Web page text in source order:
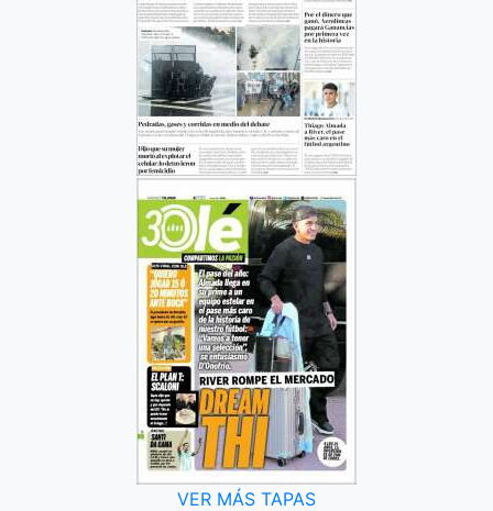
VER MÁS TAPAS